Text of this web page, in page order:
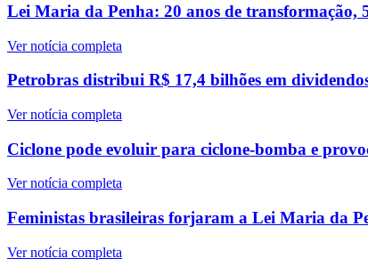
Lei Maria da Penha: 20 anos de transformação,
Ver notícia completa
Petrobras distribui R$ 17,4 bilhões em
Ver notícia completa
Ciclone pode evoluir para ciclone-bomba e
Ver notícia completa
Feministas brasileiras forjaram a Lei Maria da
Ver notícia completa